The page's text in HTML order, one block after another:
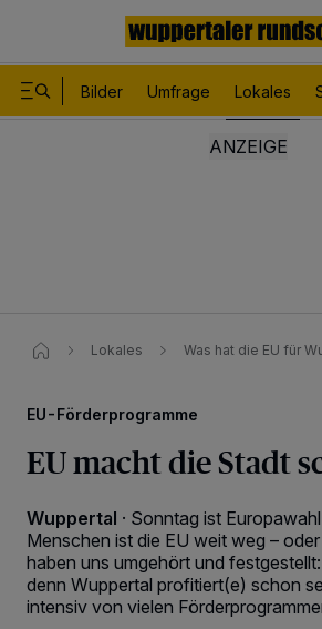
Bilder Umfrage Lokales
Lokales Was hat die EU für
EU-Förderprogramme
EU macht die Stadt
Wuppertal · Sonntag ist
Menschen ist die EU weit weg –
haben uns umgehört und
denn Wuppertal profitiert(e) schon
intensiv von vielen